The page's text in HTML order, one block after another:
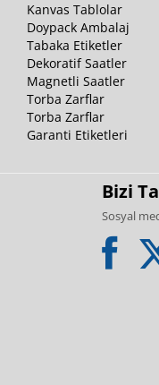
Kanvas Tablolar
Doypack Ambalaj
Tabaka Etiketler
Dekoratif Saatler
Magnetli Saatler
Torba Zarflar
Torba Zarflar
Garanti Etiketleri
Bizi
Sosyal